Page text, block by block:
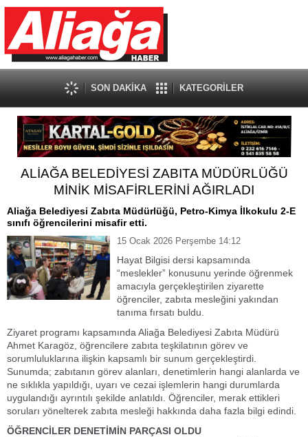
SON DAKİKA KATEGORİLER
ALİAĞA BELEDİYESİ ZABITA MÜDÜRLÜĞÜ
MİNİK MİSAFİRLERİNİ AĞIRLADI
Aliağa Belediyesi Zabıta Müdürlüğü, Petro-Kimya İlkokulu 2-E
sınıfı öğrencilerini misafir etti.
15 Ocak 2026 Perşembe 14:12
Hayat Bilgisi dersi kapsamında
“meslekler” konusunu yerinde öğrenmek
amacıyla gerçekleştirilen ziyarette
öğrenciler, zabıta mesleğini yakından
tanıma fırsatı buldu.
Ziyaret programı kapsamında Aliağa Belediyesi Zabıta Müdürü
Ahmet Karagöz, öğrencilere zabıta teşkilatının görev ve
sorumluluklarına ilişkin kapsamlı bir sunum gerçekleştirdi.
Sunumda; zabıtanın görev alanları, denetimlerin hangi alanlarda ve
ne sıklıkla yapıldığı, uyarı ve cezai işlemlerin hangi durumlarda
uygulandığı ayrıntılı şekilde anlatıldı. Öğrenciler, merak ettikleri
soruları yönelterek zabıta mesleği hakkında daha fazla bilgi edindi.
ÖĞRENCİLER DENETİMİN PARÇASI OLDU